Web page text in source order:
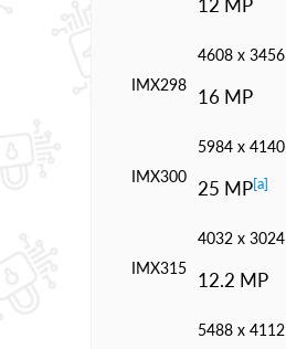
12 MP
IMX298
4608 x 3456
16 MP
IMX300
5984 x 4140
25 MP[a]
IMX315
4032 x 3024
12.2 MP
5488 x 4112